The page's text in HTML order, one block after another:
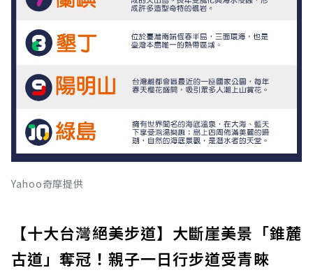
Yahoo奇摩提供
【十大台灣絕美步道】大斷崖美景「錐麓
古道」奪冠！親子一日行步道受青睞